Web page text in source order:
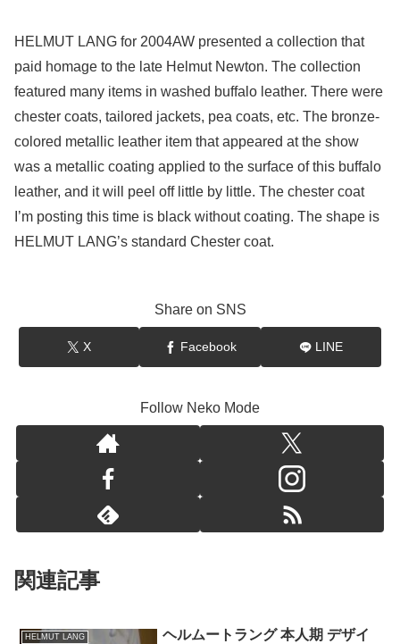
HELMUT LANG for 2004AW presented a collection that
paid homage to the late Helmut Newton. The collection
featured many items in washed buffalo leather. There were
chester coats, tailored jackets, pea coats, etc. The bronze-
colored metallic leather item that appeared at the show
was a metallic coating applied to the surface of this buffalo
leather, and it will peel off little by little. The chester coat
I’m posting this time is black without coating. The shape is
HELMUT LANG’s standard Chester coat.
Share on SNS
X Facebook LINE
Follow Neko Mode
関連記事
HELMUT LANG
ヘルムートラング 本人期 デザイ